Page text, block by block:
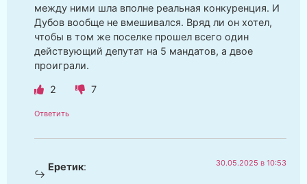
между ними шла вполне реальная конкуренция. И
Дубов вообще не вмешивался. Вряд ли он хотел,
чтобы в том же поселке прошел всего один
действующий депутат на 5 мандатов, а двое
проиграли.
2 7
Ответить
Еретик: 30.05.2025 в 10:53